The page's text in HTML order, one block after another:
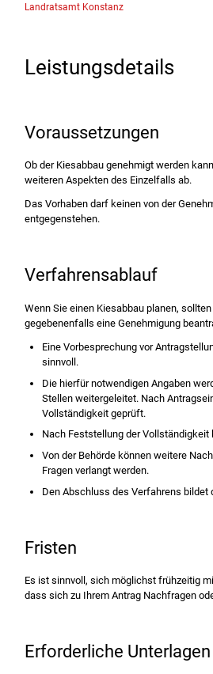
Landratsamt Konstanz
Leistungsdetails
Voraussetzungen
Ob der Kiesabbau genehmigt werden
weiteren Aspekten des Einzelfalls ab.
Das Vorhaben darf keinen von der
entgegenstehen.
Verfahrensablauf
Wenn Sie einen Kiesabbau planen,
gegebenenfalls eine Genehmigung
Eine Vorbesprechung vor
sinnvoll.
Die hierfür notwendigen Angaben
Stellen weitergeleitet. Nach
Vollständigkeit geprüft.
Nach Feststellung der
Von der Behörde können weitere
Fragen verlangt werden.
Den Abschluss des Verfahrens
Fristen
Es ist sinnvoll, sich möglichst frühzeitig
dass sich zu Ihrem Antrag Nachfragen
Erforderliche Unterlagen